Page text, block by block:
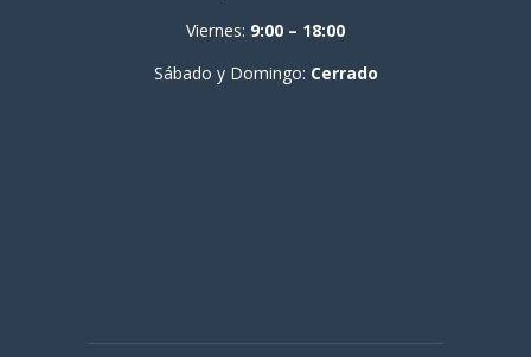
Viernes: 9:00 – 18:00
Sábado y Domingo: Cerrado